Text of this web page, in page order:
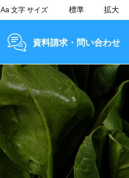
Aa文字サイズ 標準 拡大
資料請求・問い合わせ